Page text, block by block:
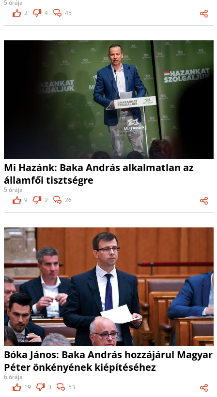
5 órája
2
4 45
Mi Hazánk: Baka András alkalmatlan az
államfői tisztségre
5 órája
9
2 26
Bóka János: Baka András hozzájárul Magyar
Péter önkényének kiépítéséhez
6 órája
19
3 53